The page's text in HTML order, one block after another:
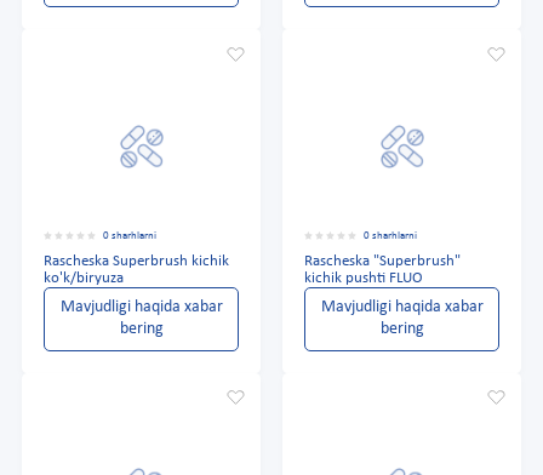
0 sharhlarni
Rascheska Superbrush kichik
ko'k/biryuza
Mavjudligi haqida xabar
bering
0 sharhlarni
Rascheska "Superbrush"
kichik pushti FLUO
Mavjudligi haqida xabar
bering